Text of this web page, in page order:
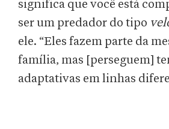
significa que você está
ser um predador do tipo
ele. “Eles fazem parte da
família, mas [perseguem]
adaptativas em linhas